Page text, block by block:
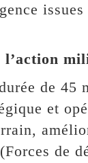
l’action
de
et
de